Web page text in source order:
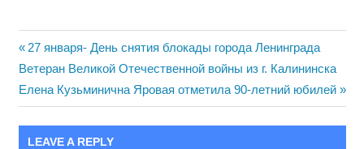
Навигация
по
записям
Previous
Post:
27 января- День снятия блокады города Ленинграда
Next
Post:
Ветеран Великой Отечественной войны из г. Калининска
Елена Кузьминична Яровая отметила 90-летний юбилей
LEAVE A REPLY